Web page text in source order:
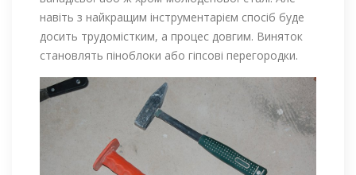
навіть з найкращим інструментарієм спосіб буде
досить трудомістким, а процес довгим. Виняток
становлять піноблоки або гіпсові перегородки.